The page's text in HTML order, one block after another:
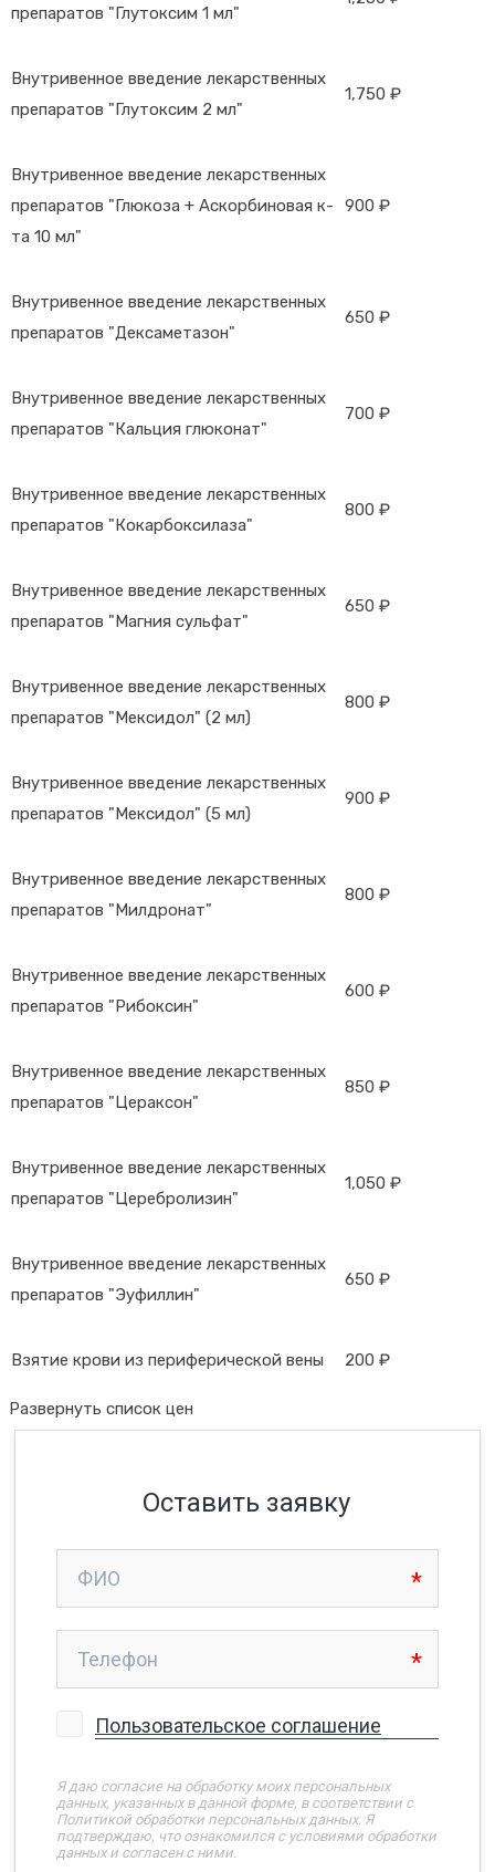
препаратов "Глутоксим 1 мл"
Внутривенное введение лекарственных
препаратов "Глутоксим 2 мл"
1,750 ₽
Внутривенное введение лекарственных
препаратов "Глюкоза + Аскорбиновая к-
та 10 мл"
900 ₽
Внутривенное введение лекарственных
препаратов "Дексаметазон"
650 ₽
Внутривенное введение лекарственных
препаратов "Кальция глюконат"
700 ₽
Внутривенное введение лекарственных
препаратов "Кокарбоксилаза"
800 ₽
Внутривенное введение лекарственных
препаратов "Магния сульфат"
650 ₽
Внутривенное введение лекарственных
препаратов "Мексидол" (2 мл)
800 ₽
Внутривенное введение лекарственных
препаратов "Мексидол" (5 мл)
900 ₽
Внутривенное введение лекарственных
препаратов "Милдронат"
800 ₽
Внутривенное введение лекарственных
препаратов "Рибоксин"
600 ₽
Внутривенное введение лекарственных
препаратов "Цераксон"
850 ₽
Внутривенное введение лекарственных
препаратов "Церебролизин"
1,050 ₽
Внутривенное введение лекарственных
препаратов "Эуфиллин"
650 ₽
Взятие крови из периферической вены 200 ₽
Развернуть список цен